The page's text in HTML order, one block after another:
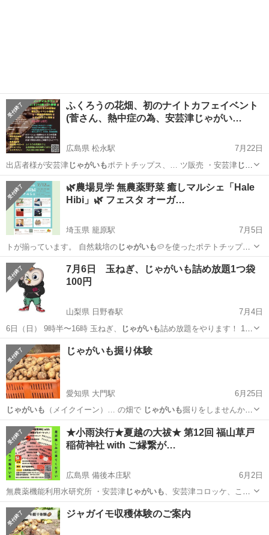
ふくろうの花畑、初のナイトカフェイベント
(菅さん、熱中症の為、安芸津じゃがい…
広島県 松永駅
7月22日
出店者様が安芸津じゃがいもポテトチップス、… ツ販売 ・安芸津じゃ
がいもポテトチップス、… ベント #安芸津じゃがいも#クラフトコ
ー…
広島 福山市 松永駅 地域/お祭り ワイヤーアート
🌿農場見学 無農薬野菜 癒しマルシェ「Hale
Hibi」🌿 フェスタ オーガ…
埼玉県 籠原駅
7月5日
トが揃っています。 自然栽培のじゃがいも🥔を使ったポテトチップス
を味わえちゃ…
埼玉 籠原駅 その他 マルシェ
7月6日 玉ねぎ、じゃがいも詰め放題1つ袋
100円
山梨県 日野春駅
7月4日
6日（日） 9時半〜16時 玉ねぎ、
じゃがいも詰め放題をやります！ 1袋
100円 …
山梨 北杜市 日野春駅 その他
じゃがいも掘り体験
愛知県 大門駅
6月25日
じゃがいも （メイクイーン）… の畑で じゃがいも掘りをしませんか…
000円 掘ったじゃがいもは お持ち帰りい…
愛知 岡崎市 大門駅 ワークショップ じゃがいも
★小雨決行★夏越の大祓★ 第12回 福山草戸
稲荷神社 with ご縁繋が…
広島県 備後本庄駅
6月2日
無農薬機能利用水研究所 ・安芸津じゃがいも、安芸津コロッケ、こだ
わりの調味料 …
広島 福山市 備後本庄駅 地域/お祭り メダカ
ジャガイモ収穫体験のご案内